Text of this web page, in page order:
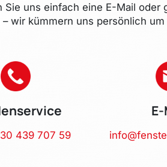
Sie uns einfach eine E-Mail oder
– wir kümmern uns persönlich
439 707 59